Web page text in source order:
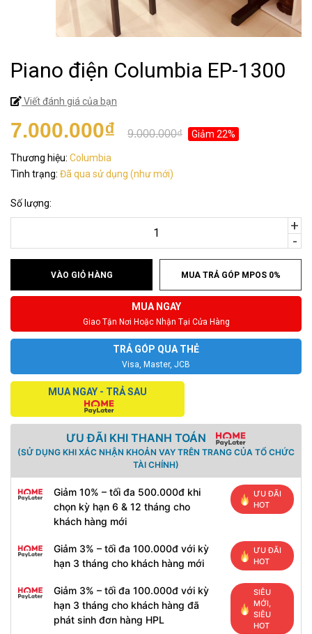
Piano điện Columbia EP-1300
Viết đánh giá của bạn
7.000.000₫ 9.000.000₫ Giảm 22%
Thương hiệu: Columbia
Tình trạng: Đã qua sử dụng (như mới)
Số lượng:
-
+
VÀO GIỎ HÀNG MUA TRẢ GÓP MPOS 0%
MUA NGAY
Giao Tận Nơi Hoặc Nhận Tại Cửa Hàng
TRẢ GÓP QUA THẺ
Visa, Master, JCB
MUA NGAY - TRẢ SAU
ƯU ĐÃI KHI THANH TOÁN
(SỬ DỤNG KHI XÁC NHẬN KHOẢN VAY TRÊN TRANG CỦA TỔ CHỨC
TÀI CHÍNH)
Giảm 10% – tối đa 500.000đ khi
chọn kỳ hạn 6 & 12 tháng cho
khách hàng mới
ƯU ĐÃI
HOT
Giảm 3% – tối đa 100.000đ với kỳ
hạn 3 tháng cho khách hàng mới
ƯU ĐÃI
HOT
Giảm 3% – tối đa 100.000đ với kỳ
hạn 3 tháng cho khách hàng đã
phát sinh đơn hàng HPL
SIÊU
MỚI,
SIÊU
HOT